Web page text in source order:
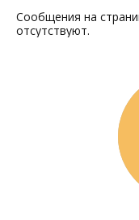
Сообщения на
отсутствуют.